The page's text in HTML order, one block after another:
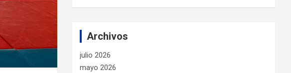
Archivos
julio 2026
mayo 2026